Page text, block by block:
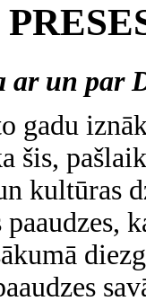
ar un par
gadu
šis,
kultūras
paaudzes,